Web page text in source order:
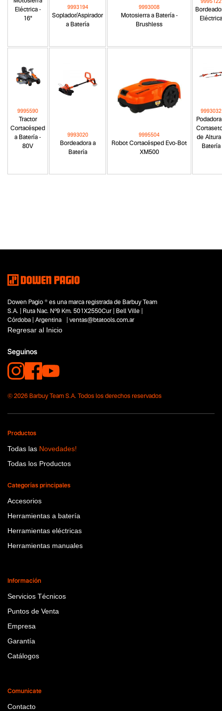
Eléctrica -
16"
Soplador/Aspirador
a Batería
9993194
Motosierra a Batería -
Brushless
9993008
Eléctrica
9995122
Tractor
Cortacésped
a Batería -
80V
9995590
Bordeadora a
Batería
9993020
Robot Cortacésped Evo-Bot
XM500
9995504
de Altura
Batería
9993032
Tractores corta cesped
Segmentos - pendiente
Capacidad
40V
115 mm
Funcion o uso
No items found.
Tecnologia
Brushless
Dowen Pagio ® es una marca registrada de Barbuy Team
S.A. | Ruta Nac. Nº9 Km. 501X2550Cur | Bell Ville |
Córdoba | Argentina | ventas@btatools.com.ar
Regresar al Inicio
Seguinos
© 2026 Barbuy Team S.A. Todos los derechos reservados
Productos
Todas las Novedades!
Todas los Productos
Categorías principales
Accesorios
Herramientas a batería
Herramientas eléctricas
Herramientas manuales
Información
Servicios Técnicos
Puntos de Venta
Empresa
Garantía
Catálogos
Comunicate
Contacto